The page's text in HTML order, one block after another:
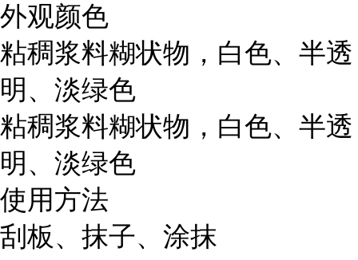
外观颜色
粘稠浆料糊状物，白色、半透
明、淡绿色
粘稠浆料糊状物，白色、半透
明、淡绿色
使用方法
刮板、抹子、涂抹